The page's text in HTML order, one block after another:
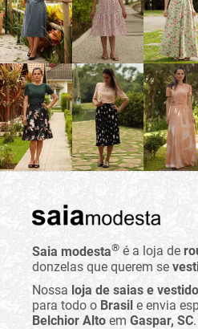
Saia modesta® é a loja de
donzelas que querem se
Nossa loja de saias e
para todo o Brasil e envia
Belchior Alto em Gaspar, SC.